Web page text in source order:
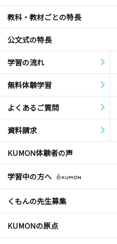
教科・教材ごとの特長
公文式の特長
学習の流れ
無料体験学習
よくあるご質問
資料請求
KUMON体験者の声
学習中の方へ
くもんの先生募集
KUMONの原点